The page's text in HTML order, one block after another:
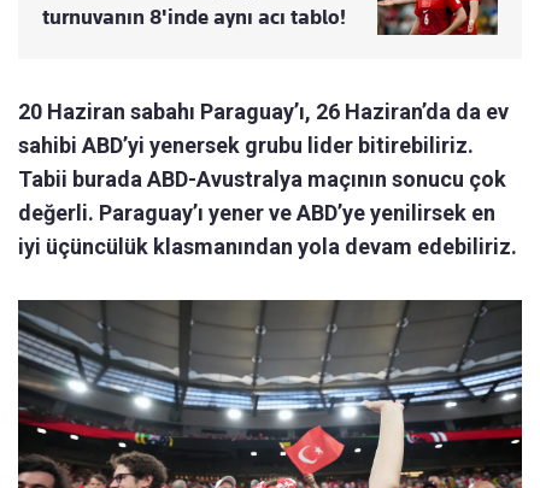
turnuvanın 8'inde aynı acı tablo!
20 Haziran sabahı Paraguay’ı, 26 Haziran’da da ev
sahibi ABD’yi yenersek grubu lider bitirebiliriz.
Tabii burada ABD-Avustralya maçının sonucu çok
değerli. Paraguay’ı yener ve ABD’ye yenilirsek en
iyi üçüncülük klasmanından yola devam edebiliriz.